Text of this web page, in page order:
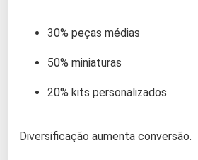
30% peças médias
50% miniaturas
20% kits personalizados
Diversificação aumenta conversão.